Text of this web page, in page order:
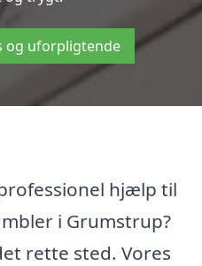
og uforpligtende
hjælp til
i Grumstrup?
rette sted. Vores